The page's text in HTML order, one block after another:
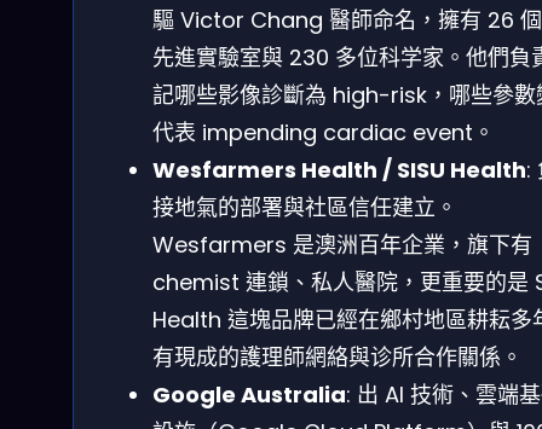
驅 Victor Chang 醫師命名，擁有 26
先進實驗室與 230 多位科学家。他們負
記哪些影像診斷為 high-risk，哪些參數
代表 impending cardiac event。
Wesfarmers Health / SISU Health:
接地氣的部署與社區信任建立。
Wesfarmers 是澳洲百年企業，旗下有
chemist 連鎖、私人醫院，更重要的是
Health 這塊品牌已經在鄉村地區耕耘多
有現成的護理師網絡與诊所合作關係。
Google Australia: 出 AI 技術、雲端